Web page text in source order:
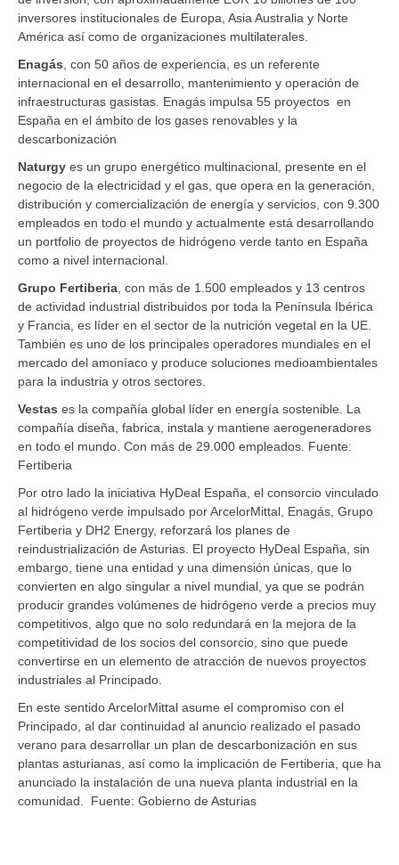
inversores institucionales de Europa, Asia Australia y Norte
América así como de organizaciones multilaterales.
Enagás , con 50 años de experiencia, es un referente
internacional en el desarrollo, mantenimiento y operación de
infraestructuras gasistas. Enagás impulsa 55 proyectos en
España en el ámbito de los gases renovables y la
descarbonización
Naturgy es un grupo energético multinacional, presente en el
negocio de la electricidad y el gas, que opera en la generación,
distribución y comercialización de energía y servicios, con 9.300
empleados en todo el mundo y actualmente está desarrollando
un portfolio de proyectos de hidrógeno verde tanto en España
como a nivel internacional.
Grupo Fertiberia , con más de 1.500 empleados y 13 centros
de actividad industrial distribuidos por toda la Península Ibérica
y Francia, es líder en el sector de la nutrición vegetal en la UE.
También es uno de los principales operadores mundiales en el
mercado del amoníaco y produce soluciones medioambientales
para la industria y otros sectores.
Vestas es la compañía global líder en energía sostenible. La
compañía diseña, fabrica, instala y mantiene aerogeneradores
en todo el mundo. Con más de 29.000 empleados. Fuente:
Fertiberia
Por otro lado la iniciativa HyDeal España, el consorcio vinculado
al hidrógeno verde impulsado por ArcelorMittal, Enagás, Grupo
Fertiberia y DH2 Energy, reforzará los planes de
reindustrialización de Asturias. El proyecto HyDeal España, sin
embargo, tiene una entidad y una dimensión únicas, que lo
convierten en algo singular a nivel mundial, ya que se podrán
producir grandes volúmenes de hidrógeno verde a precios muy
competitivos, algo que no solo redundará en la mejora de la
competitividad de los socios del consorcio, sino que puede
convertirse en un elemento de atracción de nuevos proyectos
industriales al Principado.
En este sentido ArcelorMittal asume el compromiso con el
Principado, al dar continuidad al anuncio realizado el pasado
verano para desarrollar un plan de descarbonización en sus
plantas asturianas, así como la implicación de Fertiberia, que ha
anunciado la instalación de una nueva planta industrial en la
comunidad. Fuente: Gobierno de Asturias